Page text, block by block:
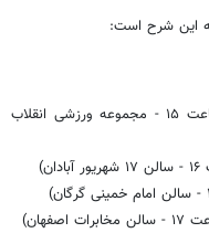
این شرح است:
* مهگل البرز - رعد پدافند هوایی اصفهان (ساعت ۱۵ - مجموعه ورزشی انقلاب